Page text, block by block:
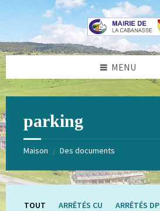
Aller
Passer
page
MENU
parking
Maison / Des documents
TOUT ARRÊTÉS CU
ARRÊTÉS DP